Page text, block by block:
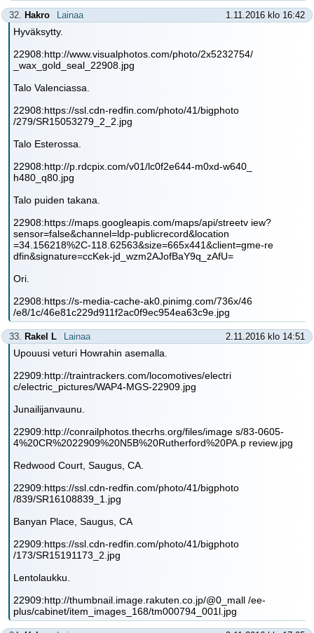
32. Hakro Lainaa 1.11.2016 klo 16:42
Hyväksytty.
22908:http://www.visualphotos.com/photo/2x5232754/
_wax_gold_seal_22908.jpg
Talo Valenciassa.
22908:https://ssl.cdn-redfin.com/photo/41/bigphoto
/279/SR15053279_2_2.jpg
Talo Esterossa.
22908:http://p.rdcpix.com/v01/lc0f2e644-m0xd-w640_
h480_q80.jpg
Talo puiden takana.
22908:https://maps.googleapis.com/maps/api/streetv iew?
sensor=false&channel=ldp-publicrecord&location
=34.156218%2C-118.62563&size=665x441&client=gme-re
dfin&signature=ccKek-jd_wzm2AJofBaY9q_zAfU=
Ori.
22908:https://s-media-cache-ak0.pinimg.com/736x/46
/e8/1c/46e81c229d911f2ac0f9ec954ea63c9e.jpg
33. Rakel L Lainaa 2.11.2016 klo 14:51
Upouusi veturi Howrahin asemalla.
22909:http://traintrackers.com/locomotives/electri
c/electric_pictures/WAP4-MGS-22909.jpg
Junailijanvaunu.
22909:http://conrailphotos.thecrhs.org/files/image s/83-0605-
4%20CR%2022909%20N5B%20Rutherford%20PA.p review.jpg
Redwood Court, Saugus, CA.
22909:https://ssl.cdn-redfin.com/photo/41/bigphoto
/839/SR16108839_1.jpg
Banyan Place, Saugus, CA
22909:https://ssl.cdn-redfin.com/photo/41/bigphoto
/173/SR15191173_2.jpg
Lentolaukku.
22909:http://thumbnail.image.rakuten.co.jp/@0_mall /ee-
plus/cabinet/item_images_168/tm000794_001l.jpg